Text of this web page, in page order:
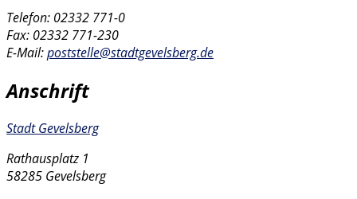
Telefon: 02332 771-0
Fax: 02332 771-230
E-Mail:poststelle@stadtgevelsberg.de
Anschrift
Stadt Gevelsberg
Rathausplatz 1
58285 Gevelsberg